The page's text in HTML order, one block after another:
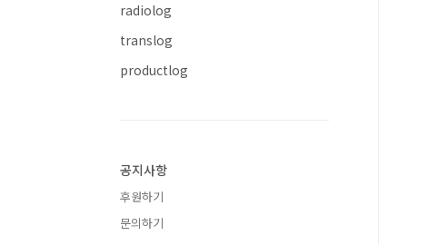
radiolog
translog
productlog
공지사항
후원하기
문의하기